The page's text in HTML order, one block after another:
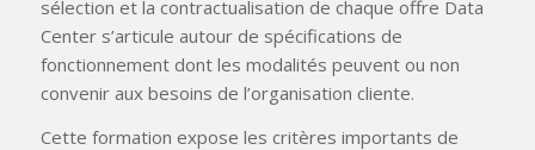
sélection et la contractualisation de chaque offre Data
Center s’articule autour de spécifications de
fonctionnement dont les modalités peuvent ou non
convenir aux besoins de l’organisation cliente.
Cette formation expose les critères importants de